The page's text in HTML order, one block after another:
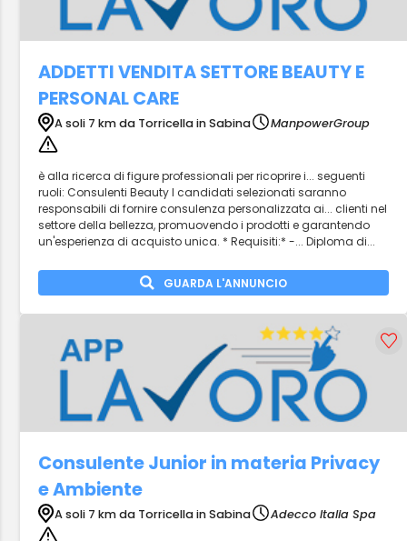
ADDETTI VENDITA SETTORE BEAUTY E
PERSONAL CARE
A soli 7 km da Torricella in Sabina ManpowerGroup
è alla ricerca di figure professionali per ricoprire i... seguenti
ruoli: Consulenti Beauty I candidati selezionati saranno
responsabili di fornire consulenza personalizzata ai... clienti nel
settore della bellezza, promuovendo i prodotti e garantendo
un'esperienza di acquisto unica. * Requisiti:* -... Diploma di...
GUARDA L'ANNUNCIO
Consulente Junior in materia Privacy
e Ambiente
A soli 7 km da Torricella in Sabina Adecco Italia Spa